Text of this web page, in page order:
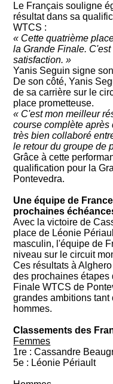
Le Français souligne
résultat dans sa
WTCS :
« Cette quatrième
la Grande Finale.
satisfaction. »
Yanis Seguin signe
De son côté, Yanis
de sa carrière sur le
place prometteuse.
« C'est mon meilleur
course complète
très bien collaboré
le retour du groupe de
Grâce à cette
qualification pour la
Pontevedra.
Une équipe de
prochaines
Avec la victoire de
place de Léonie
masculin, l'équipe de
niveau sur le circuit
Ces résultats à
des prochaines étapes
Finale WTCS de
grandes ambitions
hommes.
Classements des
Femmes
1re : Cassandre
5e : Léonie Périault